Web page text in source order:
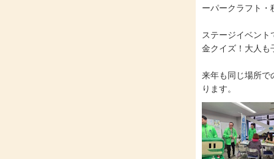
ーパークラフト・
ステージイベント
金クイズ！大人も
来年も同じ場所で
ります。